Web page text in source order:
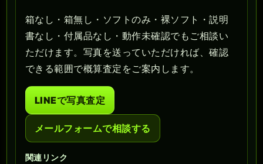
箱なし・箱無し・ソフトのみ・裸ソフト・説明
書なし・付属品なし・動作未確認でもご相談い
ただけます。写真を送っていただければ、確認
できる範囲で概算査定をご案内します。
LINEで写真査定
メールフォームで相談する
関連リンク